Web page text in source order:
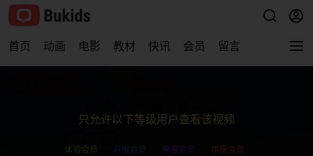
首页 动画 电影 教材 快讯 会员 留言
只允许以下等级用户查看该视频
体验会员 月度会员 季度会员 年度会员